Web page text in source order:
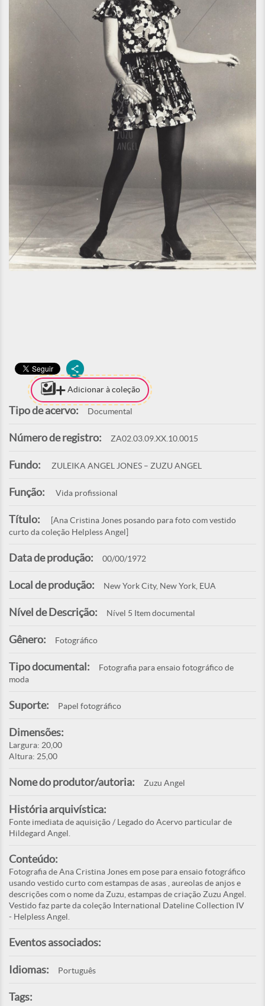
Adicionar à coleção
Tipo de acervo: Documental
Número de registro: ZA02.03.09.XX.10.0015
Fundo: ZULEIKA ANGEL JONES – ZUZU ANGEL
Função: Vida profissional
Título:
[Ana Cristina Jones posando para foto com vestido
curto da coleção Helpless Angel]
Data de produção: 00/00/1972
Local de produção: New York City, New York, EUA
Nível de Descrição: Nível 5 Item documental
Gênero: Fotográfico
Tipo documental:
Fotografia para ensaio fotográfico de
moda
Suporte: Papel fotográfico
Dimensões:
Largura: 20,00
Altura: 25,00
Nome do produtor/autoria: Zuzu Angel
História arquivística:
Fonte imediata de aquisição / Legado do Acervo particular de
Hildegard Angel.
Conteúdo:
Fotografia de Ana Cristina Jones em pose para ensaio fotográfico
usando vestido curto com estampas de asas , aureolas de anjos e
descrições com o nome da Zuzu, estampas de criação Zuzu Angel.
Vestido faz parte da coleção International Dateline Collection IV
- Helpless Angel.
Eventos associados:
Idiomas: Português
Tags: